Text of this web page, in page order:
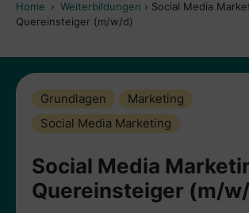
Home › Weiterbildungen › Social Media
Quereinsteiger (m/w/d)
Grundlagen
Marketing
Social Media Marketing
Social Media
Quereinsteiger (m/